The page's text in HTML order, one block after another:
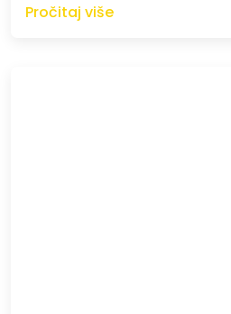
Pročitaj više